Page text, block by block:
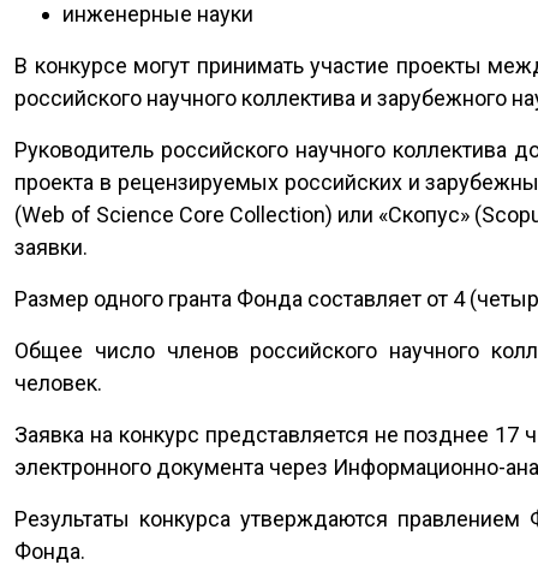
инженерные науки
В конкурсе могут принимать участие проекты
российского научного коллектива и зарубежного
Руководитель российского научного
проекта в рецензируемых российских и
(Web of Science Core Collection) или «Скопус»
заявки.
Размер одного гранта Фонда составляет от 4
Общее число членов российского научного
человек.
Заявка на конкурс представляется не позднее
электронного документа через Информационно-
Результаты конкурса утверждаются
Фонда.